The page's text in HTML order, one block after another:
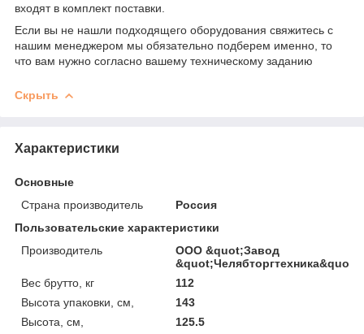
входят в комплект поставки.
Если вы не нашли подходящего оборудования свяжитесь с
нашим менеджером мы обязательно подберем именно, то
что вам нужно согласно вашему техническому заданию
Скрыть
Характеристики
Основные
Страна производитель
Россия
Пользовательские характеристики
Производитель
ООО &quot;Завод
&quot;Челябторгтехника&quot;
Вес брутто, кг
112
Высота упаковки, см,
143
Высота, см,
125.5